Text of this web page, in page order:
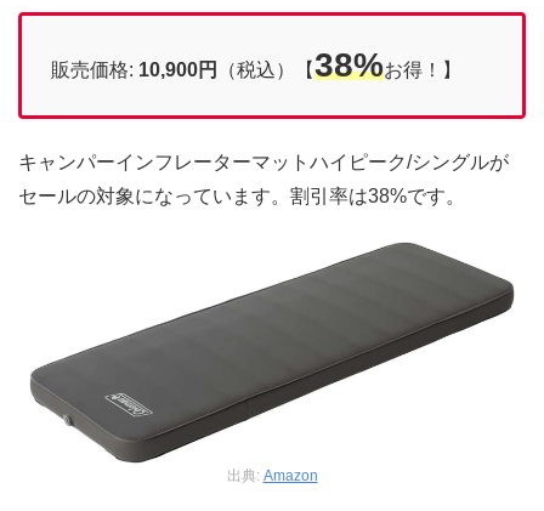
販売価格: 10,900円 （税込）【38%お得！】
キャンパーインフレーターマットハイピーク/シングルが
セールの対象になっています。割引率は38%です。
出典: Amazon